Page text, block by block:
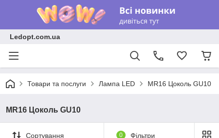
Ledopt.com.ua
Товари та послуги Лампа LED MR16 Цоколь GU10
MR16 Цоколь GU10
Сортування 0 Фільтри